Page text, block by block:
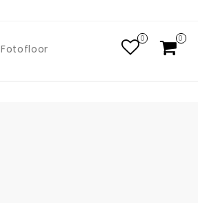
Fotofloor
0
0